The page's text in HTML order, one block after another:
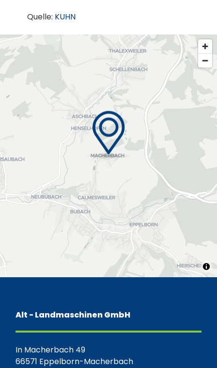
Quelle: KUHN
Alt - Landmaschinen GmbH
In Macherbach 49
66571 Eppelborn-Macherbach